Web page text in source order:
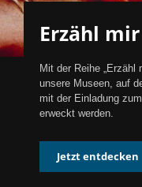
Erzähl mir
Mit der Reihe „Erzähl
unsere Museen, auf
mit der Einladung
erweckt werden.
Jetzt entdecken